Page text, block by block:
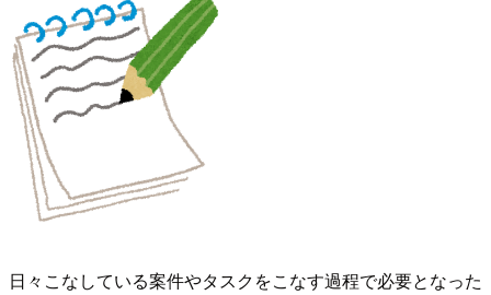
日々こなしている案件やタスクをこなす過程で必要となった